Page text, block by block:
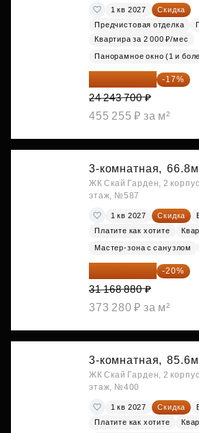
1 кв 2027
Скидка
Предчистовая отделка
Квартира за 2 000 ₽/мес
Панорамное окно (1 и
20 122 271 ₽ -17%
24 243 700 ₽
455 255 ₽ за м²
3-комнатная,
ЖК Скай Гарден, 2
этаж, №587
1 кв 2027 Скидка
Платите как хотите
Мастер-зона с санузлом
24 935 104 ₽ -20%
31 168 880 ₽
373 280 ₽ за м²
3-комнатная,
ЖК Скай Гарден, 2
этаж, №400
1 кв 2027 Скидка
Платите как хотите